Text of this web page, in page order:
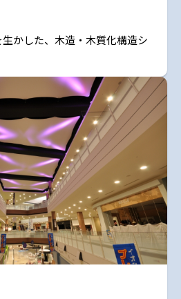
かした、木造・木質化構造シ